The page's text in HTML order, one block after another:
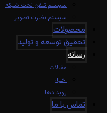
سیستم تلفن تحت شبکه
سیستم نظارت تصویر
محصولات
تحقیق توسعه و تولید
رسانه
مقالات
اخبار
رویدادها
تماس با ما